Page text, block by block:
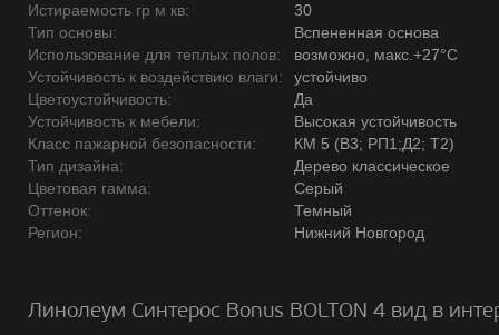
Истираемость гр м кв:
30
Тип основы:
Вспененная основа
Использование для теплых полов:
возможно, макс.+27°С
Устойчивость к воздействию влаги:
устойчиво
Цветоустойчивость:
Да
Устойчивость к мебели:
Высокая устойчивость
Класс пажарной безопасности:
КМ 5 (В3; РП1;Д2; Т2)
Тип дизайна:
Дерево классическое
Цветовая гамма:
Серый
Оттенок:
Темный
Регион:
Нижний Новгород
Линолеум Синтерос Bonus BOLTON 4 вид в